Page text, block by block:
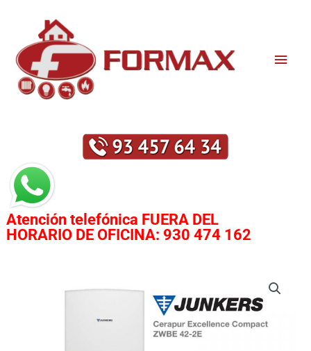
contenido
Atención telefónica FUERA DEL
HORARIO DE OFICINA: 930 474 162